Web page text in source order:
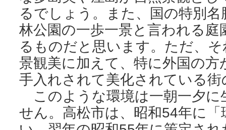
るでしょう。また、国の特別
林公園の一歩一景と言われる
るものだと思います。ただ、
景観美に加えて、特に外国の
手入れされて美化されている
このような環境は一朝一夕に
せん。高松市は、昭和54年に